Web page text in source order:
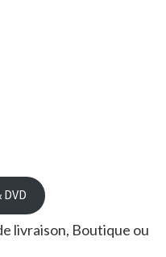
livraison, Boutique ou